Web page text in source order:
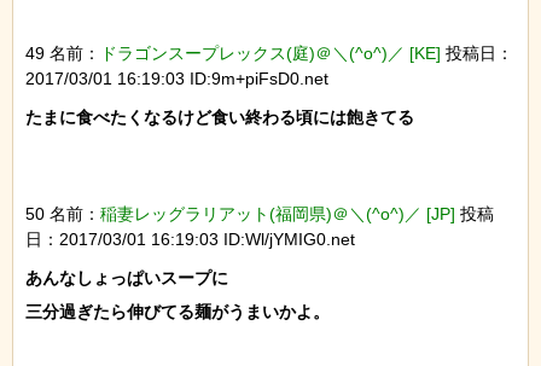
49 名前： ドラゴンスープレックス(庭)＠＼(^o^)／ [KE] 投稿日：
2017/03/01 16:19:03 ID:9m+piFsD0.net
たまに食べたくなるけど食い終わる頃には飽きてる
50 名前： 稲妻レッグラリアット(福岡県)＠＼(^o^)／ [JP] 投稿
日：2017/03/01 16:19:03 ID:Wl/jYMIG0.net
あんなしょっぱいスープに
三分過ぎたら伸びてる麺がうまいかよ。